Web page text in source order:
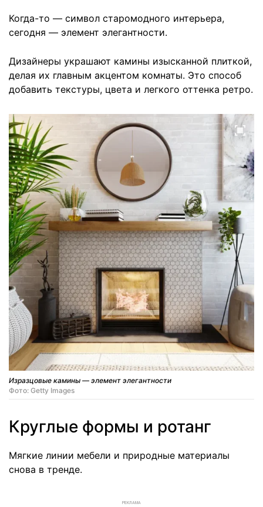
Когда-то — символ старомодного интерьера,
сегодня — элемент элегантности.
Дизайнеры украшают камины изысканной плиткой,
делая их главным акцентом комнаты. Это способ
добавить текстуры, цвета и легкого оттенка ретро.
Изразцовые камины — элемент элегантности
Фото: Getty Images
Круглые формы и ротанг
Мягкие линии мебели и природные материалы
снова в тренде.
РЕКЛАМА